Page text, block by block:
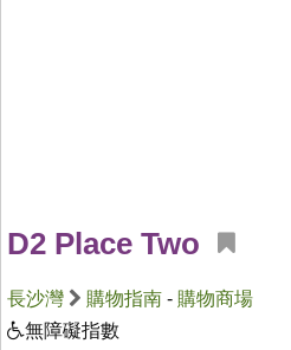
D2 Place Two
長沙灣 購物指南 - 購物商場
無障礙指數